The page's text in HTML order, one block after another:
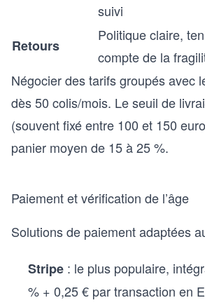
suivi
Retours
Politique claire,
compte de la
Négocier des tarifs groupés avec
dès 50 colis/mois. Le seuil de
(souvent fixé entre 100 et 150
panier moyen de 15 à 25 %.
Paiement et vérification de l’âge
Solutions de paiement adaptées
Stripe : le plus populaire,
% + 0,25 € par transaction en